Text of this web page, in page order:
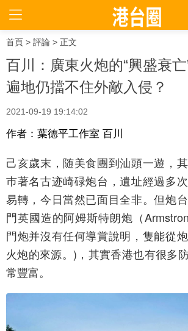
首頁 > 評論 > 正文
百川：廣東火炮的“興盛衰
遍地仍擋不住外敵入侵？
2021-09-19 19:14:02
作者：葉德平工作室 百川
己亥歲末，随美食團到汕頭一遊，
巿著名古迹崎碌炮台，遺址經過多
易轉，今日當然已面目全非。但炮
門英國造的阿姆斯特朗炮（
門炮并沒有任何導賞說明，隻能從
火炮的來源。)，其實香港也有很多
常豐富。